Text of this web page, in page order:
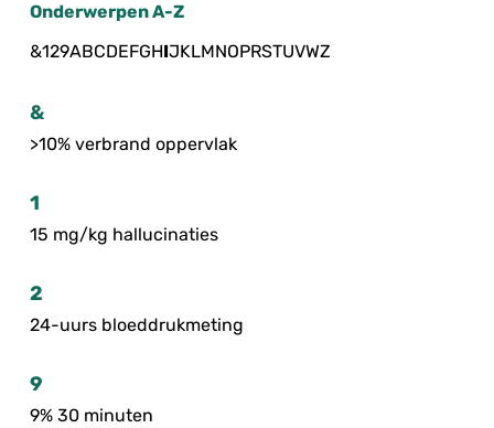
Onderwerpen A-Z
&129ABCDEFGHIJKLMNOPRSTUVWZ
&
>10% verbrand oppervlak
1
15 mg/kg hallucinaties
2
24-uurs bloeddrukmeting
9
9% 30 minuten